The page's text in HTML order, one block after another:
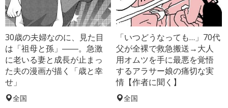
30歳の夫婦なのに、見た目
は「祖母と孫」――。急激
に老いる妻と成長が止まっ
た夫の漫画が描く「歳と幸
せ」
全国
「いつどうなっても…」70代
父が全裸で救急搬送→大人
用オムツを手に最悪を覚悟
するアラサー娘の痛切な実
情【作者に聞く】
全国